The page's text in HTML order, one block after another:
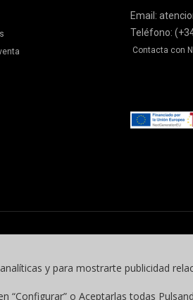
Email:
Teléfono:
Contacta con
y para mostrarte publicidad
“Configurar” o Aceptarlas todas